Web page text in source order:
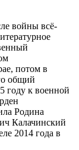
войны всё-
потом в
общий
году к военной
Родина
Калачинский
2014 года в